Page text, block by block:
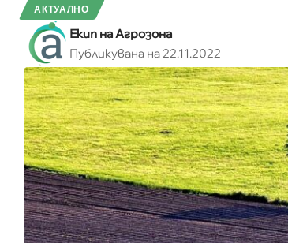
АКТУАЛНО
Екип на Агрозона
Публикувана на 22.11.2022